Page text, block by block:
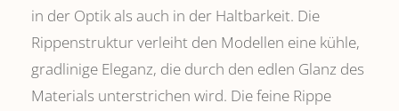
in der Optik als auch in der Haltbarkeit. Die
Rippenstruktur verleiht den Modellen eine kühle,
gradlinige Eleganz, die durch den edlen Glanz des
Materials unterstrichen wird. Die feine Rippe